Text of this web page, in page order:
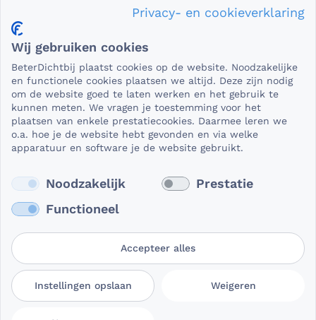
Privacy en veiligheid
essentieel dat die beveiligd worden uitgewisseld. En dat
die gegevens niet in verkeerde handen vallen. Daar kun je
op rekenen bij BeterDichtbij.
Lees verder
Gebruikersvoorwaarden
Privacy- en
cookieverklaring
Cookievoorkeuren
Privacy- en cookieverklaring
Wij gebruiken cookies
BeterDichtbij plaatst cookies op de website. Noodzakelijke
en functionele cookies plaatsen we altijd. Deze zijn nodig
om de website goed te laten werken en het gebruik te
kunnen meten. We vragen je toestemming voor het
plaatsen van enkele prestatiecookies. Daarmee leren we
o.a. hoe je de website hebt gevonden en via welke
apparatuur en software je de website gebruikt.
Noodzakelijk
Prestatie
Functioneel
Accepteer alles
Instellingen opslaan Weigeren